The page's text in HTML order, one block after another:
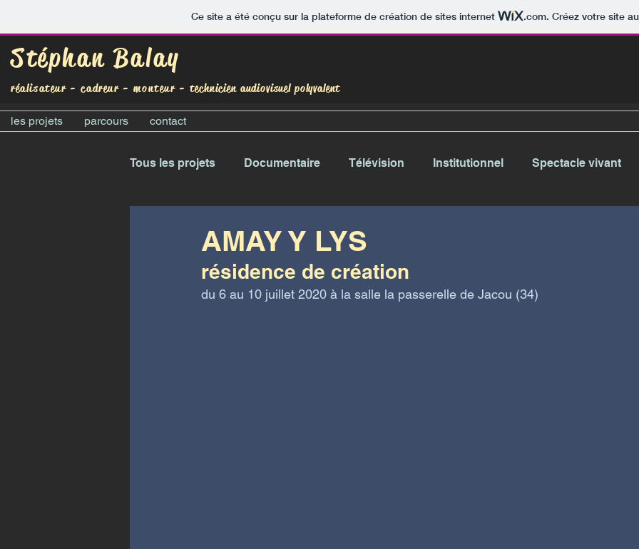
Ce site a été conçu sur la plateforme de création de sites internet .com. Créez votre site
Stéphan Balay
réalisateur - cadreur - monteur -technicien audiovisuel polyvalent
les projets parcours contact
Tous les projets Documentaire Télévision Institutionnel Spectacle vivant
AMAY Y LYS
résidence de création
du 6 au 10 juillet 2020 à la salle la passerelle de Jacou (34)